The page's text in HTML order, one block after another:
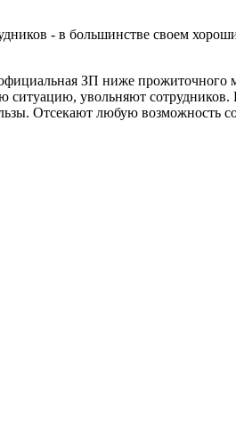
- в большинстве своем
ЗП ниже
ситуацию, увольняют
Отсекают любую возможность